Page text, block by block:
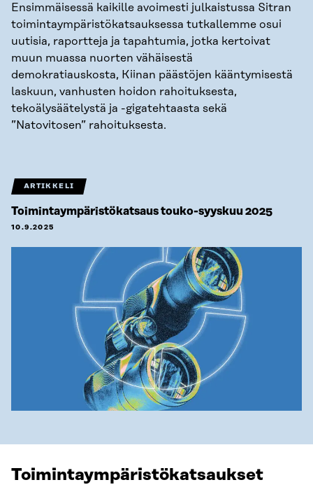
Ensimmäisessä kaikille avoimesti julkaistussa Sitran
toimintaympäristökatsauksessa tutkallemme osui
uutisia, raportteja ja tapahtumia, jotka kertoivat
muun muassa nuorten vähäisestä
demokratiauskosta, Kiinan päästöjen kääntymisestä
laskuun, vanhusten hoidon rahoituksesta,
tekoälysäätelystä ja -gigatehtaasta sekä
”Natovitosen” rahoituksesta.
ARTIKKELI
Toimintaympäristökatsaus touko-syyskuu 2025
10.9.2025
Toimintaympäristökatsaukset